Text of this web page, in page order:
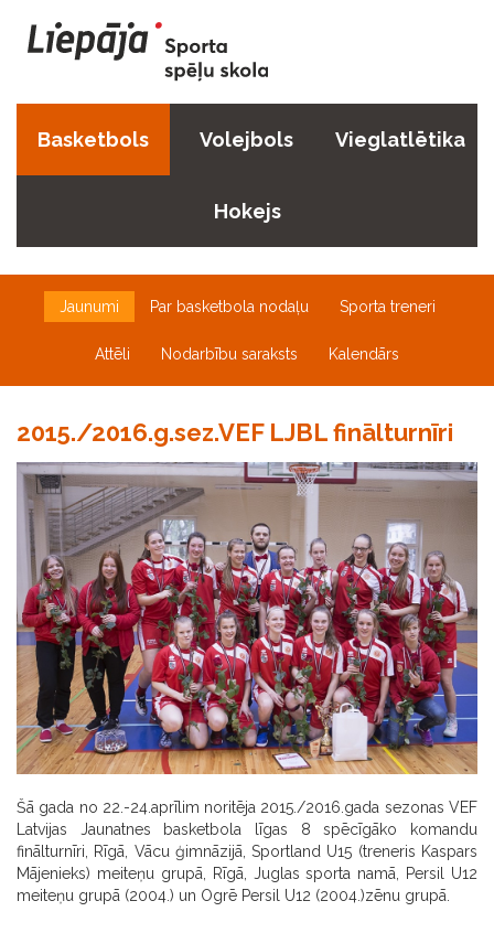
Basketbols Volejbols Vieglatlētika
Hokejs
Jaunumi Par basketbola nodaļu Sporta treneri
Attēli Nodarbību saraksts Kalendārs
2015./2016.g.sez.VEF LJBL finālturnīri
Šā gada no 22.-24.aprīlim noritēja 2015./2016.gada sezonas VEF
Latvijas Jaunatnes basketbola līgas 8 spēcīgāko komandu
finālturnīri, Rīgā, Vācu ģimnāzijā, Sportland U15 (treneris Kaspars
Mājenieks) meiteņu grupā, Rīgā, Juglas sporta namā, Persil U12
meiteņu grupā (2004.) un Ogrē Persil U12 (2004.)zēnu grupā.